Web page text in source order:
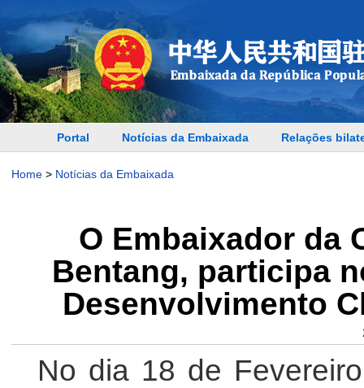
Portal Notícias da Embaixada Relações
Home> Notícias da Embaixada
O Embaixador da
Bentang, participa
Desenvolvimento
No dia 18 de